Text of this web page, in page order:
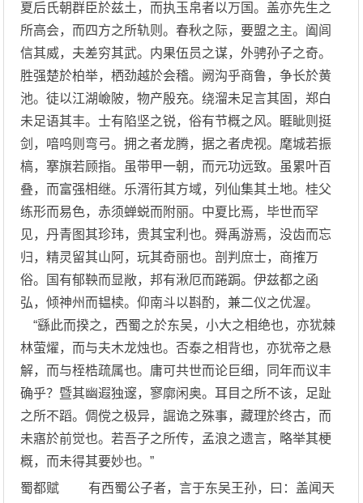
夏后氏朝群臣於兹土，而执玉帛者以万国。盖亦先生之
所高会，而四方之所轨则。春秋之际，要盟之主。阖闾
信其威，夫差穷其武。内果伍员之谋，外骋孙子之奇。
胜强楚於柏举，栖劲越於会稽。阙沟乎商鲁，争长於黄
池。徒以江湖嶮陂，物产殷充。绕溜未足言其固，郑白
未足语其丰。士有陷坚之锐，俗有节概之风。睚眦则挺
剑，喑呜则弯弓。拥之者龙腾，据之者虎视。麾城若振
槁，搴旗若顾指。虽带甲一朝，而元功远致。虽累叶百
叠，而富强相继。乐湑衎其方域，列仙集其土地。桂父
练形而易色，赤须蝉蜕而附丽。中夏比焉，毕世而罕
见，丹青图其珍玮，贵其宝利也。舜禹游焉，没齿而忘
归，精灵留其山阿，玩其奇丽也。剖判庶士，商搉万
俗。国有郁鞅而显敞，邦有湫厄而踡跼。伊兹都之函
弘，倾神州而韫椟。仰南斗以斟酌，兼二仪之优渥。
“繇此而揆之，西蜀之於东吴，小大之相绝也，亦犹棘
林萤燿，而与夫木龙烛也。否泰之相背也，亦犹帝之悬
解，而与桎梏疏属也。庸可共世而论巨细，同年而议丰
确乎？暨其幽遐独邃，寥廓闲奥。耳目之所不该，足趾
之所不蹈。倜傥之极异，誳诡之殊事，藏理於终古，而
未寤於前觉也。若吾子之所传，孟浪之遗言，略举其梗
概，而未得其要妙也。”
蜀都赋 有西蜀公子者，言于东吴王孙，曰：盖闻天